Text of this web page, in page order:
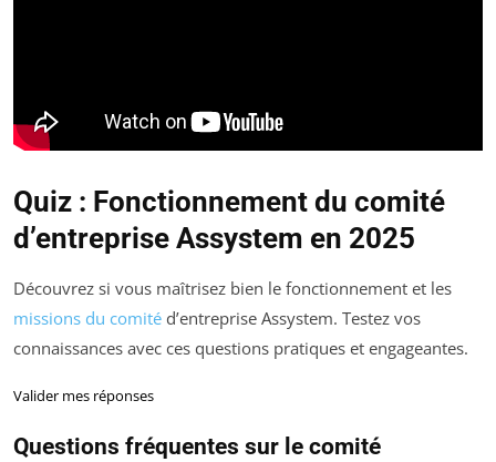
Quiz : Fonctionnement du comité
d’entreprise Assystem en 2025
Découvrez si vous maîtrisez bien le fonctionnement et les
missions du comité d’entreprise Assystem. Testez vos
connaissances avec ces questions pratiques et engageantes.
Valider mes réponses
Questions fréquentes sur le comité